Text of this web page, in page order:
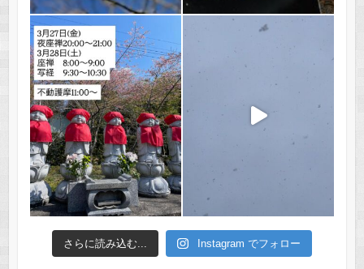
さらに読み込む... Instagram でフォロー